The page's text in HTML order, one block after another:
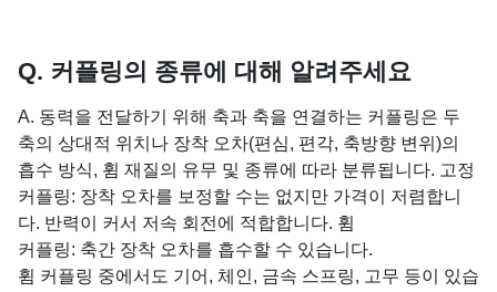
Q. 커플링의 종류에 대해 알려주세요
A. 동력을 전달하기 위해 축과 축을 연결하는 커플링은 두
축의 상대적 위치나 장착 오차(편심, 편각, 축방향 변위)의
흡수 방식, 휨 재질의 유무 및 종류에 따라 분류됩니다. 고정
커플링: 장착 오차를 보정할 수는 없지만 가격이 저렴합니
다. 반력이 커서 저속 회전에 적합합니다. 휨
커플링: 축간 장착 오차를 흡수할 수 있습니다.
휨 커플링 중에서도 기어, 체인, 금속 스프링, 고무 등이 있습